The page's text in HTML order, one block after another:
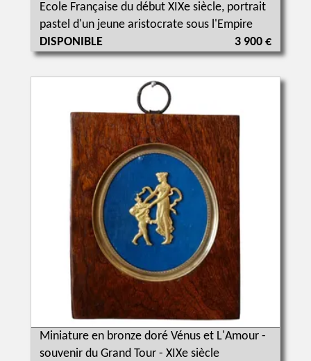
Ecole Française du début XIXe siècle, portrait
pastel d'un jeune aristocrate sous l'Empire
DISPONIBLE
3 900 €
Miniature en bronze doré Vénus et L'Amour -
souvenir du Grand Tour - XIXe siècle